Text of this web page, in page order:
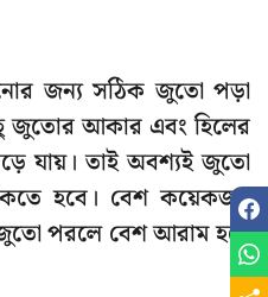
জন্য সঠিক জুতো পড়া
জুতোর আকার এবং হিলের
যায়। তাই অবশ্যই জুতো
হবে। বেশ কয়েকজন
পরলে বেশ আরাম হবে